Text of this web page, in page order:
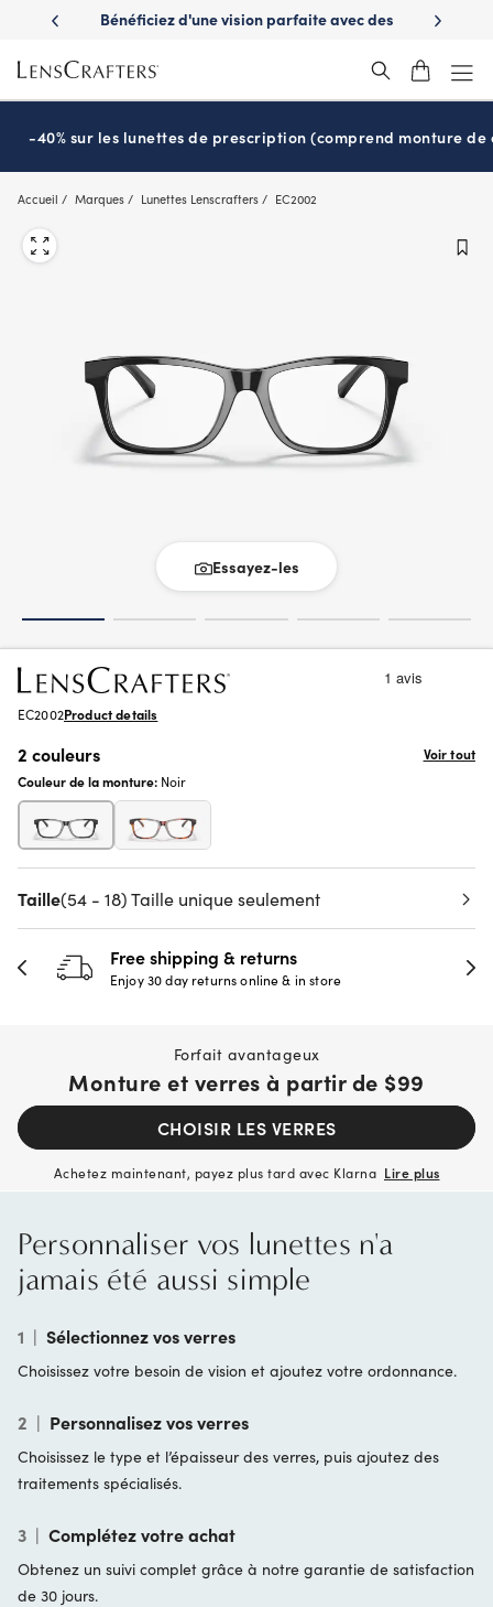
main
content
avantages
Bénéficiez d'une vision parfaite avec des
Prêt pour
-40% sur les lunettes de prescription (comprend monture de
Accueil Marques Lunettes Lenscrafters EC2002
Essayez-les
EC2002Product details
2 couleurs
Voir tout
Couleur de la monture: Noir
Taille(54 - 18) Taille unique seulement
Free shipping & returns
Enjoy 30 day returns online & in store
Forfait avantageux
Monture et verres à partir de $99
CHOISIR LES VERRES
Achetez maintenant, payez plus tard avec Klarna Lire plus
Personnaliser vos lunettes n'a
jamais été aussi simple
1 | Sélectionnez vos verres
Choisissez votre besoin de vision et ajoutez votre ordonnance.
2 | Personnalisez vos verres
Choisissez le type et l’épaisseur des verres, puis ajoutez des
traitements spécialisés.
3 | Complétez votre achat
Obtenez un suivi complet grâce à notre garantie de satisfaction
de 30 jours.